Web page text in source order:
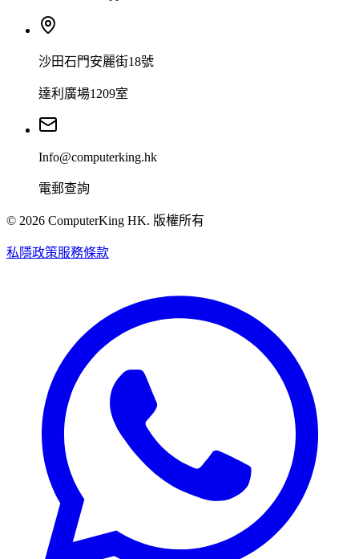
沙田石門安麗街18號
達利廣場1209室
Info@computerking.hk
電郵查詢
© 2026 ComputerKing HK. 版權所有
私隱政策服務條款